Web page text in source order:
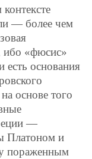
— более чем
ибо «фюсис»
есть основания
основе того
—
Платоном и
пораженным